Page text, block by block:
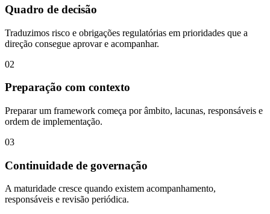
Quadro de decisão
Traduzimos risco e obrigações regulatórias em prioridades que a
direção consegue aprovar e acompanhar.
02
Preparação com contexto
Preparar um framework começa por âmbito, lacunas, responsáveis e
ordem de implementação.
03
Continuidade de governação
A maturidade cresce quando existem acompanhamento,
responsáveis e revisão periódica.